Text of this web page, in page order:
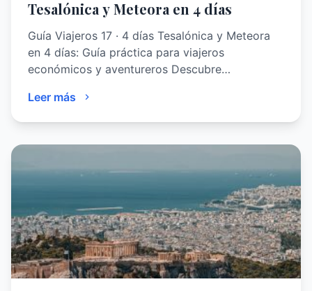
Tesalónica y Meteora en 4 días
Guía Viajeros 17 · 4 días Tesalónica y Meteora
en 4 días: Guía práctica para viajeros
económicos y aventureros Descubre…
Leer más